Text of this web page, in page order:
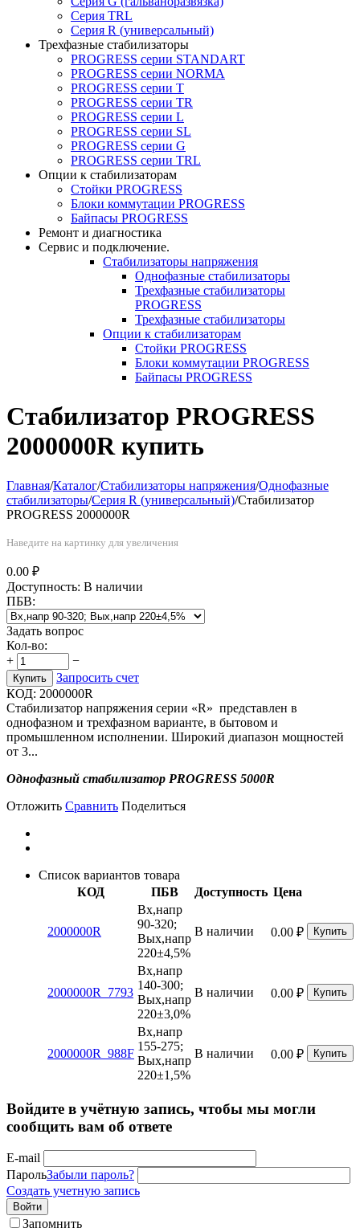
Серия TRL
Серия R (универсальный)
Трехфазные стабилизаторы
PROGRESS cерии STANDART
PROGRESS cерии NORMA
PROGRESS серии Т
PROGRESS серии ТR
PROGRESS серии L
PROGRESS серии SL
PROGRESS серии G
PROGRESS серии TRL
Опции к стабилизаторам
Стойки PROGRESS
Блоки коммутации PROGRESS
Байпасы PROGRESS
Ремонт и диагностика
Сервис и подключение.
Стабилизаторы напряжения
Однофазные стабилизаторы
Трехфазные стабилизаторы
PROGRESS
Трехфазные стабилизаторы
Опции к стабилизаторам
Стойки PROGRESS
Блоки коммутации PROGRESS
Байпасы PROGRESS
Стабилизатор PROGRESS
2000000R купить
Главная/Каталог/Стабилизаторы напряжения/Однофазные
стабилизаторы/Серия R (универсальный)/Стабилизатор
PROGRESS 2000000R
Наведите на картинку для увеличения
0.00 ₽
Доступность: В наличии
ПБВ:
Задать вопрос
Кол-во:
+
−
Купить
Запросить счет
КОД: 2000000R
Стабилизатор напряжения серии «R» представлен в
однофазном и трехфазном варианте, в бытовом и
промышленном исполнении. Широкий диапазон мощностей
от 3...
Однофазный стабилизатор PROGRESS 5000R
Отложить Сравнить Поделиться
Список вариантов товара
КОД
ПБВ Доступность Цена
2000000R
Вх,напр
90-320;
Вых,напр
220±4,5%
В наличии 0.00 ₽ Купить
2000000R_7793
Вх,напр
140-300;
Вых,напр
220±3,0%
В наличии 0.00 ₽ Купить
2000000R_988F
Вх,напр
155-275;
Вых,напр
220±1,5%
В наличии 0.00 ₽ Купить
Войдите в учётную запись, чтобы мы могли
сообщить вам об ответе
E-mail
ПарольЗабыли пароль?
Создать учетную запись
Войти
Запомнить